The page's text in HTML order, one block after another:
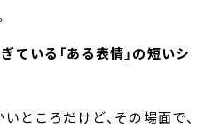
いる「ある表情」の短いシ
ところだけど、その場面で、